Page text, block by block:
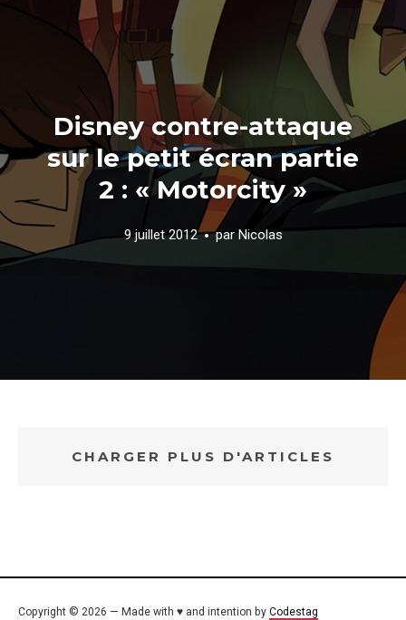
Disney contre-attaque
sur le petit écran partie
2 : « Motorcity »
9 juillet 2012 parNicolas
CHARGER PLUS D'ARTICLES
Copyright © 2026 — Made with ♥ and intention by Codestag